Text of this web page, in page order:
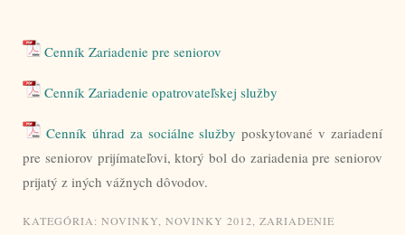
Cenník Zariadenie pre seniorov
Cenník Zariadenie opatrovateľskej služby
Cenník úhrad za sociálne služby poskytované v zariadení
pre seniorov prijímateľovi, ktorý bol do zariadenia pre seniorov
prijatý z iných vážnych dôvodov.
KATEGÓRIA: NOVINKY, NOVINKY 2012, ZARIADENIE